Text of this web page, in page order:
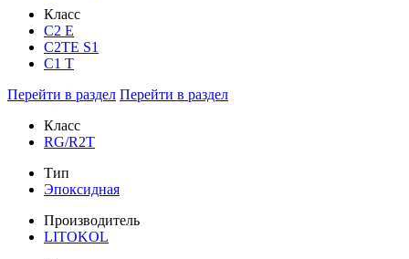
Класс
С2 Е
C2TE S1
C1 T
Перейти в раздел Перейти в раздел
Класс
RG/R2T
Тип
Эпоксидная
Производитель
LITOKOL